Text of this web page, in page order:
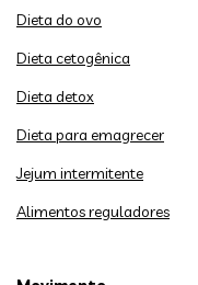
Dieta do ovo
Dieta cetogênica
Dieta detox
Dieta para emagrecer
Jejum intermitente
Alimentos reguladores